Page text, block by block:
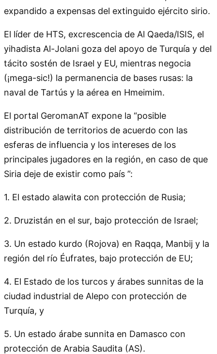
expandido a expensas del extinguido ejército sirio.
El líder de HTS, excrescencia de Al Qaeda/ISIS, el
yihadista Al-Jolani goza del apoyo de Turquía y del
tácito sostén de Israel y EU, mientras negocia
(¡mega-sic!) la permanencia de bases rusas: la
naval de Tartús y la aérea en Hmeimim.
El portal GeromanAT expone la “posible
distribución de territorios de acuerdo con las
esferas de influencia y los intereses de los
principales jugadores en la región, en caso de que
Siria deje de existir como país ”:
1. El estado alawita con protección de Rusia;
2. Druzistán en el sur, bajo protección de Israel;
3. Un estado kurdo (Rojova) en Raqqa, Manbij y la
región del río Éufrates, bajo protección de EU;
4. El Estado de los turcos y árabes sunnitas de la
ciudad industrial de Alepo con protección de
Turquía, y
5. Un estado árabe sunnita en Damasco con
protección de Arabia Saudita (AS).